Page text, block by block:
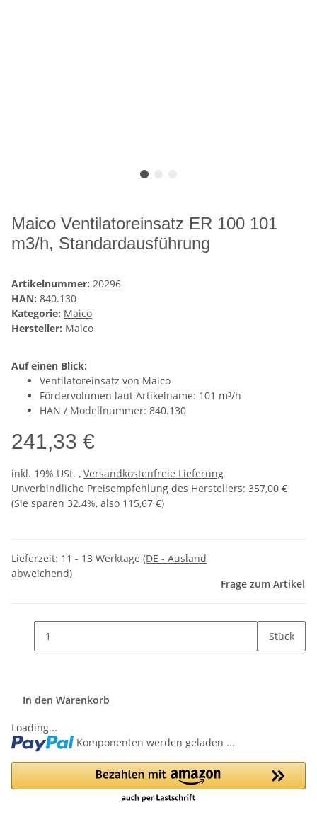
Maico Ventilatoreinsatz ER 100 101
m3/h, Standardausführung
Artikelnummer: 20296
HAN: 840.130
Kategorie: Maico
Hersteller: Maico
Auf einen Blick:
Ventilatoreinsatz von Maico
Fördervolumen laut Artikelname: 101 m³/h
HAN / Modellnummer: 840.130
241,33 €
inkl. 19% USt. , Versandkostenfreie Lieferung
Unverbindliche Preisempfehlung des Herstellers: 357,00 €
(Sie sparen 32.4%, also 115,67 €)
Lieferzeit: 11 - 13 Werktage (DE - Ausland
abweichend)
Frage zum Artikel
Stück
In den Warenkorb
Loading...
Komponenten werden geladen ...